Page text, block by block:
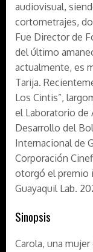
audiovisual,
cortometrajes,
Fue Director de
del último
actualmente, es
Tarija.
Los Cintis”,
el Laboratorio de
Desarrollo del
Internacional de
Corporación
otorgó el premio
Guayaquil Lab.
Sinopsis
Carola, una